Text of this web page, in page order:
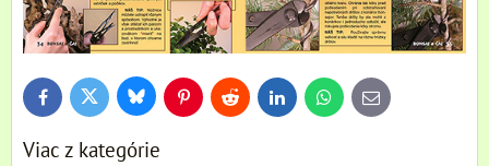
FacebookTwitter BlueskyPinterestReddit LinkedInWhatsApp
E-
mail
Viac z kategórie